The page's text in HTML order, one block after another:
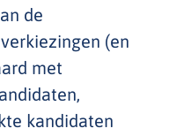
de
(en
met
kandidaten